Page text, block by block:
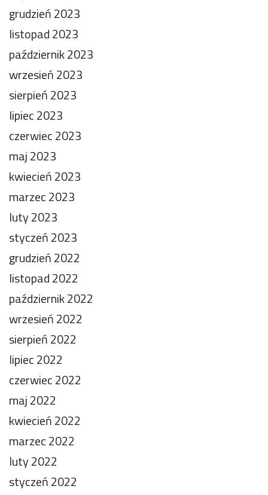
grudzień 2023
listopad 2023
październik 2023
wrzesień 2023
sierpień 2023
lipiec 2023
czerwiec 2023
maj 2023
kwiecień 2023
marzec 2023
luty 2023
styczeń 2023
grudzień 2022
listopad 2022
październik 2022
wrzesień 2022
sierpień 2022
lipiec 2022
czerwiec 2022
maj 2022
kwiecień 2022
marzec 2022
luty 2022
styczeń 2022